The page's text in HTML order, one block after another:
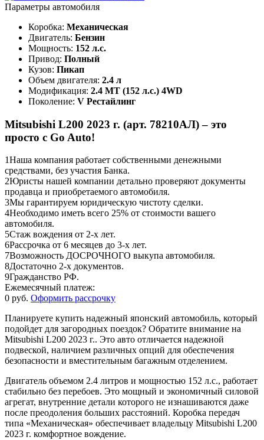
Параметры автомобиля
Коробка: Механическая
Двигатель: Бензин
Мощность: 152 л.с.
Привод: Полный
Кузов: Пикап
Объем двигателя: 2.4 л
Модификация: 2.4 MT (152 л.с.) 4WD
Поколение: V Рестайлинг
Mitsubishi L200 2023 г. (арт. 78210АЛ) – это
просто с Go Auto!
1Наша компания работает собственными денежными
средствами, без участия Банка.
2Юристы нашей компании детально проверяют документы
продавца и приобретаемого автомобиля.
3Мы гарантируем юридическую чистоту сделки.
4Необходимо иметь всего 25% от стоимости вашего
автомобиля.
5Стаж вождения от 2-х лет.
6Рассрочка от 6 месяцев до 3-х лет.
7Возможность ДОСРОЧНОГО выкупа автомобиля.
8Достаточно 2-х документов.
9Гражданство РФ.
Ежемесячный платеж:
0 руб. Оформить рассрочку
Планируете купить надежный японский автомобиль, который
подойдет для загородных поездок? Обратите внимание на
Mitsubishi L200 2023 г.. Это авто отличается надежной
подвеской, наличием различных опций для обеспечения
безопасности и вместительным багажным отделением.
Двигатель объемом 2.4 литров и мощностью 152 л.с., работает
стабильно без перебоев. Это мощный и экономичный силовой
агрегат, внутренние детали которого не изнашиваются даже
после преодоления больших расстояний. Коробка передач
типа «Механическая» обеспечивает владельцу Mitsubishi L200
2023 г. комфортное вождение.